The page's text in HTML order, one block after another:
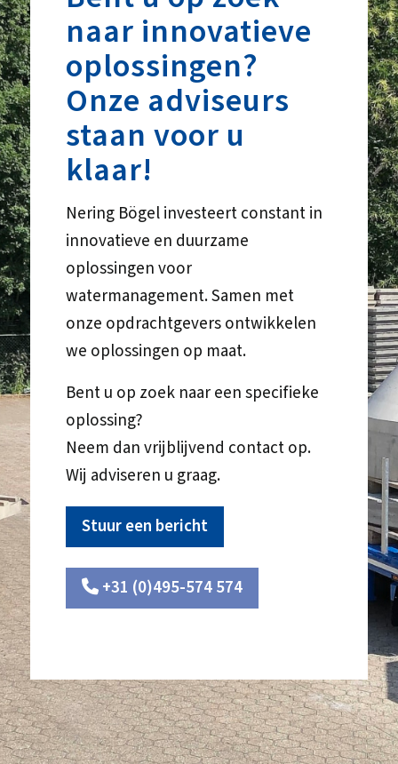
naar innovatieve
oplossingen?
Onze adviseurs
staan voor u
klaar!
Nering Bögel investeert constant in
innovatieve en duurzame
oplossingen voor
watermanagement. Samen met
onze opdrachtgevers ontwikkelen
we oplossingen op maat.
Bent u op zoek naar een specifieke
oplossing?
Neem dan vrijblijvend contact op.
Wij adviseren u graag.
Stuur een bericht
+31 (0)495-574 574